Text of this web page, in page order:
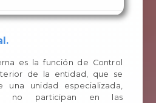
es la función de Control
de la entidad, que se
una unidad especializada,
no participan en las